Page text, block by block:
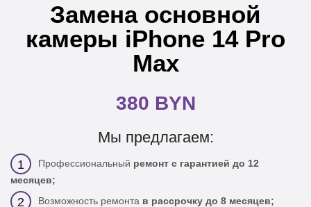
Замена основной
камеры iPhone 14 Pro
Max
380 BYN
Мы предлагаем:
1 Профессиональный ремонт с гарантией до 12
месяцев;
2 Возможность ремонта в рассрочку до 8 месяцев;